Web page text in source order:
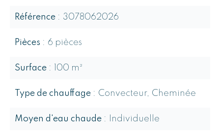
Référence 3078062026
Pièces 6 pièces
Surface 100 m²
Type de chauffage Convecteur, Cheminée
Moyen d'eau chaude Individuelle